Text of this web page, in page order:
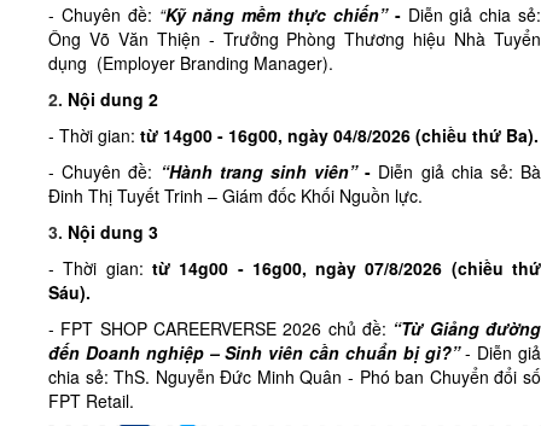
- Chuyên đề: “Kỹ năng mềm thực chiến” - Diễn giả chia sẻ:
Ông Võ Văn Thiện - Trưởng Phòng Thương hiệu Nhà Tuyển
dụng (Employer Branding Manager).
2. Nội dung 2
- Thời gian: từ 14g00 - 16g00, ngày 04/8/2026 (chiều thứ Ba).
- Chuyên đề: “Hành trang sinh viên”- Diễn giả chia sẻ: Bà
Đinh Thị Tuyết Trinh – Giám đốc Khối Nguồn lực.
3. Nội dung 3
- Thời gian: từ 14g00 - 16g00, ngày 07/8/2026 (chiềuthứ
Sáu).
- FPT SHOP CAREERVERSE 2026 chủ đề: “Từ Giảng đường
đến Doanh nghiệp – Sinh viên cần chuẩn bị gì?”- Diễn giả
chia sẻ: ThS. Nguyễn Đức Minh Quân - Phó ban Chuyển đổi số
FPT Retail.